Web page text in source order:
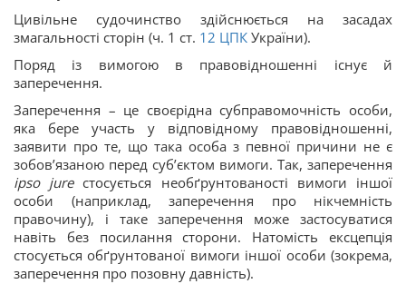
Цивільне судочинство здійснюється на засадах
змагальності сторін (ч. 1 ст. 12 ЦПК України).
Поряд із вимогою в правовідношенні існує й
заперечення.
Заперечення – це своєрідна субправомочність особи,
яка бере участь у відповідному правовідношенні,
заявити про те, що така особа з певної причини не є
зобов’язаною перед суб’єктом вимоги. Так, заперечення
ipso jureстосується необґрунтованості вимоги іншої
особи (наприклад, заперечення про нікчемність
правочину), і таке заперечення може застосуватися
навіть без посилання сторони. Натомість ексцепція
стосується обґрунтованої вимоги іншої особи (зокрема,
заперечення про позовну давність).